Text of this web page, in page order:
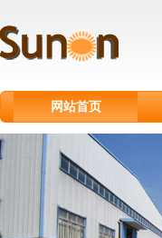
网站首页